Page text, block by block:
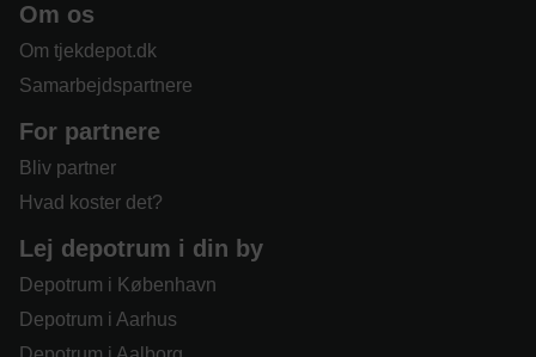
Om os
Om tjekdepot.dk
Samarbejdspartnere
For partnere
Bliv partner
Hvad koster det?
Lej depotrum i din by
Depotrum i København
Depotrum i Aarhus